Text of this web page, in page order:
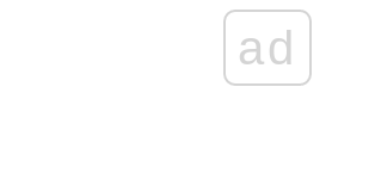
ad